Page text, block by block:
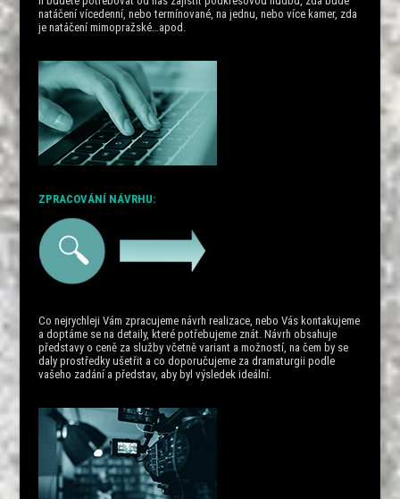
natáčení vícedenní, nebo termínované, na jednu, nebo více kamer, zda
je natáčení mimopražské…apod.
ZPRACOVÁNÍ NÁVRHU:
Co nejrychleji Vám zpracujeme návrh realizace, nebo Vás kontakujeme
a doptáme se na detaily, které potřebujeme znát. Návrh obsahuje
představy o ceně za služby včetně variant a možností, na čem by se
daly prostředky ušetřit a co doporučujeme za dramaturgii podle
vašeho zadání a představ, aby byl výsledek ideální.